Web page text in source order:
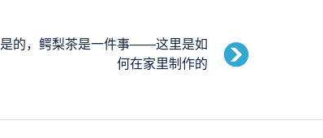
是的，鳄梨茶是一件事——这里是如
何在家里制作的